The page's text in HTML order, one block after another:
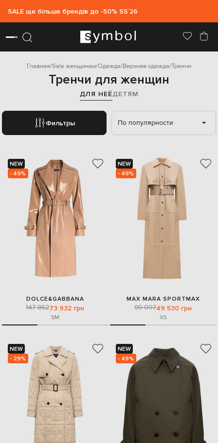
SALE ще більше брендів до -50% SS`26
Главная Sale женщинам Одежда Верхняя одежда Тренчи
Тренчи для женщин
ДЛЯ НЕЁДЕТЯМ
Фильтры По популярности
NEW
- 49%
DOLCE&GABBANA
147 86273 932 грн
SM
NEW
- 49%
MAX MARA SPORTMAX
99 00749 530 грн
XS
NEW
- 29%
NEW
- 49%